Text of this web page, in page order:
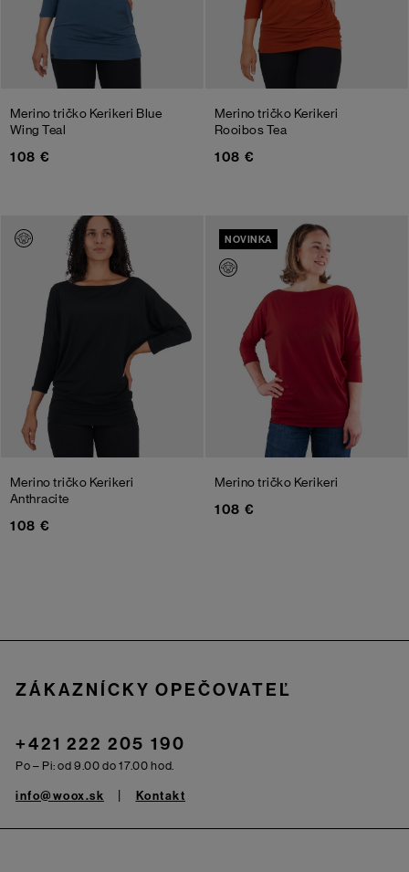
Merino tričko Kerikeri Blue
Wing Teal
108 €
Merino tričko Kerikeri
Rooibos Tea
108 €
Merino tričko Kerikeri
Anthracite
108 €
NOVINKA
Merino tričko Kerikeri
108 €
ZÁKAZNÍCKY OPEČOVATEĽ
+421 222 205 190
Po – Pi: od 9.00 do 17.00 hod.
info@woox.sk Kontakt